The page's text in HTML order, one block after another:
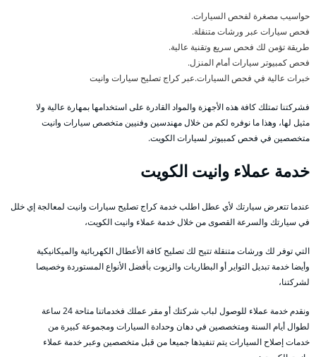
حواسيب مصغرة لفحص السيارات.
فحص سيارات عبر ورشات متنقلة.
طريقة تؤمن لك فحص سريع وتقنية عالية.
فحص كمبيوتر سيارات أمام المنزل.
خبرات عالية في فحص السيارات.عبر كراج تصليح سيارات وانيت
فشركتنا تمتلك كافة هذه الأجهزة والمواد القادرة على استخدامها بمهارة عالية ولا
مثيل لها، وهذا ما نوفره لكم من خلال مهندسين وفنيين متخصص سيارات وانيت
متخصصين في فحص كمبيوتر لسيارات الكويت.
خدمة عملاء وانيت الكويت
عندما تتعرض سيارتك لأي عطل اطلب خدمة كراج تصليح سيارات وانيت لمعالجة إي خلل
في سيارتك والسرعة القصوى من خلال خدمة عملاء وانيت الكويت،
التي توفر لك ورشات متنقلة تتيح لك تصليح كافة الأعطال الكهربائية والميكانيكية
وأيضا خدمة تبديل التواير أو البطاريات والزيوت بأفضل الأنواع المستوردة وخصيصا
لشركتنا،
ونقدم خدمة عملاء للوصول لباب شركتك أو مقر عملك فخدماتنا متاحة 24 ساعة
لطوال أيام السنة ومتخصصين في دهان وحدادة السيارات ومجموعة كبيرة من
خدمات إصلاح السيارات يتم تنفيذها جميعا من قبل متخصصين وعبر خدمة عملاء